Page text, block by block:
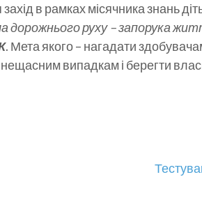
в рамках місячника знань
дорожнього руху – запорука
. Мета якого – нагадати
випадкам і берегти